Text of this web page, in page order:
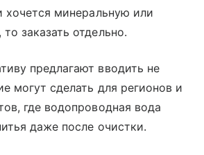
хочется минеральную или
заказать отдельно.
предлагают вводить не
могут сделать для регионов и
где водопроводная вода
даже после очистки.